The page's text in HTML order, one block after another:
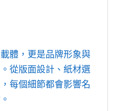
體，更是品牌形象與
從版面設計、紙材選
每個細節都會影響名